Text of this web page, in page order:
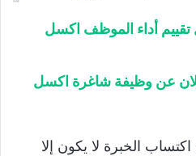
أداء الموظف اكسل
عن وظيفة شاغرة اكسل
الخبرة لا يكون إلا